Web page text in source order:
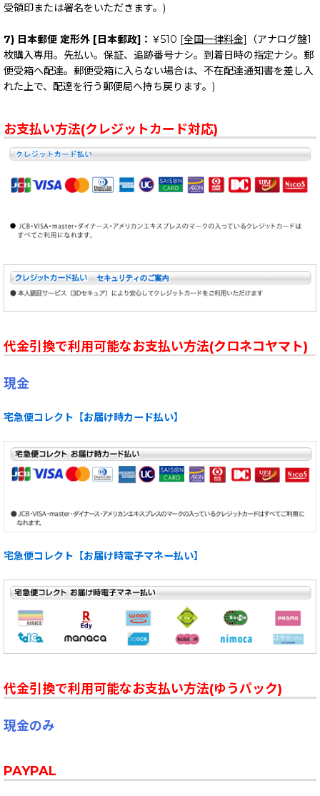
受領印または署名をいただきます。)
7) 日本郵便 定形外 [日本郵政]： ￥510 [全国一律料金]
（アナログ盤1
枚購入専用。先払い。保証、追跡番号ナシ。到着日時の指定ナシ。郵
便受箱へ配達。郵便受箱に入らない場合は、不在配達通知書を差し入
れた上で、配達を行う郵便局へ持ち戻ります。)
お支払い方法(クレジットカード対応)
代金引換で利用可能なお支払い方法(クロネコヤマト)
現金
宅急便コレクト【お届け時カード払い】
宅急便コレクト【お届け時電子マネー払い】
代金引換で利用可能なお支払い方法(ゆうパック)
現金のみ
PAYPAL